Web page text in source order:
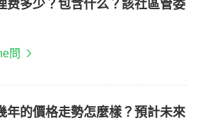
费多少？包含什么？該社區管委
問
年的價格走勢怎麼樣？預計未來